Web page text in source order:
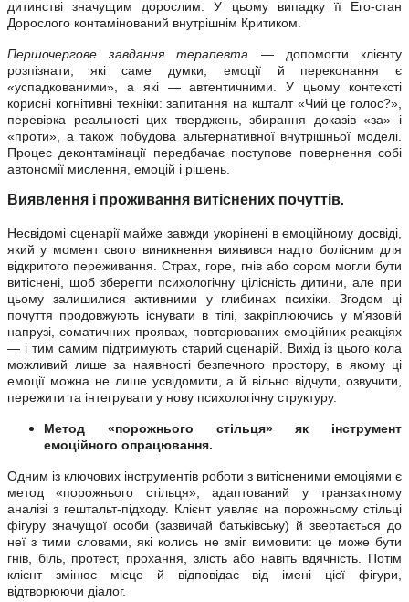
дитинстві значущим дорослим. У цьому випадку її Его-стан
Дорослого контамінований внутрішнім Критиком.
Першочергове завдання терапевта — допомогти клієнту
розпізнати, які саме думки, емоції й переконання є
«успадкованими», а які — автентичними. У цьому контексті
корисні когнітивні техніки: запитання на кшталт «Чий це голос?»,
перевірка реальності цих тверджень, збирання доказів «за» і
«проти», а також побудова альтернативної внутрішньої моделі.
Процес деконтамінації передбачає поступове повернення собі
автономії мислення, емоцій і рішень.
Виявлення і проживання витіснених почуттів.
Несвідомі сценарії майже завжди укорінені в емоційному досвіді,
який у момент свого виникнення виявився надто болісним для
відкритого переживання. Страх, горе, гнів або сором могли бути
витіснені, щоб зберегти психологічну цілісність дитини, але при
цьому залишилися активними у глибинах психіки. Згодом ці
почуття продовжують існувати в тілі, закріплюючись у м’язовій
напрузі, соматичних проявах, повторюваних емоційних реакціях
— і тим самим підтримують старий сценарій. Вихід із цього кола
можливий лише за наявності безпечного простору, в якому ці
емоції можна не лише усвідомити, а й вільно відчути, озвучити,
пережити та інтегрувати у нову психологічну структуру.
Метод «порожнього стільця» як інструмент
емоційного опрацювання.
Одним із ключових інструментів роботи з витісненими емоціями є
метод «порожнього стільця», адаптований у транзактному
аналізі з гештальт-підходу. Клієнт уявляє на порожньому стільці
фігуру значущої особи (зазвичай батьківську) й звертається до
неї з тими словами, які колись не зміг вимовити: це може бути
гнів, біль, протест, прохання, злість або навіть вдячність. Потім
клієнт змінює місце й відповідає від імені цієї фігури,
відтворюючи діалог.